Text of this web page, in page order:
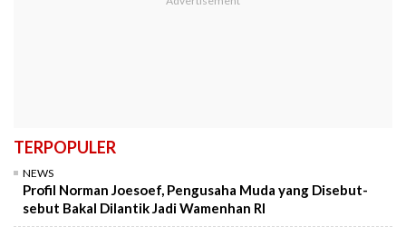
TERPOPULER
NEWS
Profil Norman Joesoef, Pengusaha Muda yang Disebut-
sebut Bakal Dilantik Jadi Wamenhan RI